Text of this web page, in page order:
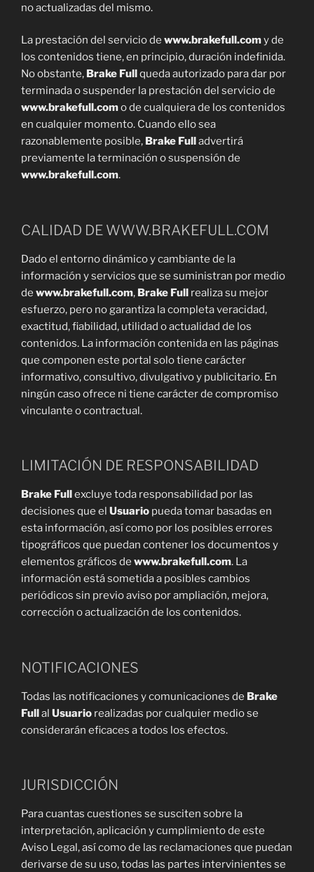
no actualizadas del mismo.
La prestación del servicio de www.brakefull.comy de
los contenidos tiene, en principio, duración indefinida.
No obstante, Brake Full
queda autorizado para dar por
terminada o suspender la prestación del servicio de
www.brakefull.como de cualquiera de los contenidos
en cualquier momento. Cuando ello sea
razonablemente posible, Brake Full
advertirá
previamente la terminación o suspensión de
www.brakefull.com.
CALIDAD DE WWW.BRAKEFULL.COM
Dado el entorno dinámico y cambiante de la
información y servicios que se suministran por medio
de www.brakefull.com, Brake Full realiza su mejor
esfuerzo, pero no garantiza la completa veracidad,
exactitud, fiabilidad, utilidad o actualidad de los
contenidos. La información contenida en las páginas
que componen este portal solo tiene carácter
informativo, consultivo, divulgativo y publicitario. En
ningún caso ofrece ni tiene carácter de compromiso
vinculante o contractual.
LIMITACIÓN DE RESPONSABILIDAD
Brake Full
excluye toda responsabilidad por las
decisiones que el Usuario pueda tomar basadas en
esta información, así como por los posibles errores
tipográficos que puedan contener los documentos y
elementos gráficos de www.brakefull.com. La
información está sometida a posibles cambios
periódicos sin previo aviso por ampliación, mejora,
corrección o actualización de los contenidos.
NOTIFICACIONES
Todas las notificaciones y comunicaciones de Brake
Fullal Usuario realizadas por cualquier medio se
considerarán eficaces a todos los efectos.
JURISDICCIÓN
Para cuantas cuestiones se susciten sobre la
interpretación, aplicación y cumplimiento de este
Aviso Legal, así como de las reclamaciones que puedan
derivarse de su uso, todas las partes intervinientes se